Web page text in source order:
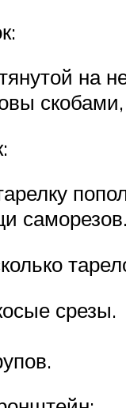
на
саморезов.
срезы.